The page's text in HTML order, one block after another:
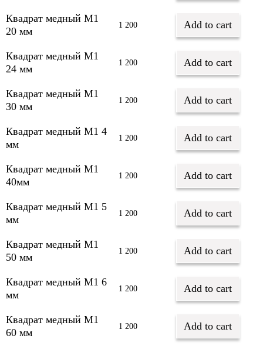
Квадрат медный М1
20 мм
1 200 Add to cart
Квадрат медный М1
24 мм
1 200 Add to cart
Квадрат медный М1
30 мм
1 200 Add to cart
Квадрат медный М1 4
мм
1 200 Add to cart
Квадрат медный М1
40мм
1 200 Add to cart
Квадрат медный М1 5
мм
1 200 Add to cart
Квадрат медный М1
50 мм
1 200 Add to cart
Квадрат медный М1 6
мм
1 200 Add to cart
Квадрат медный М1
60 мм
1 200 Add to cart